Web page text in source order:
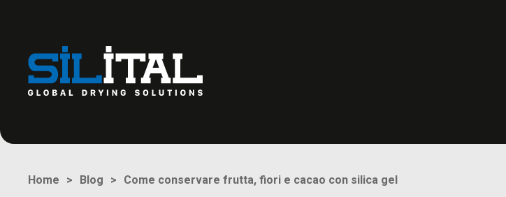
Home Blog Come conservare frutta, fiori e cacao con silica gel